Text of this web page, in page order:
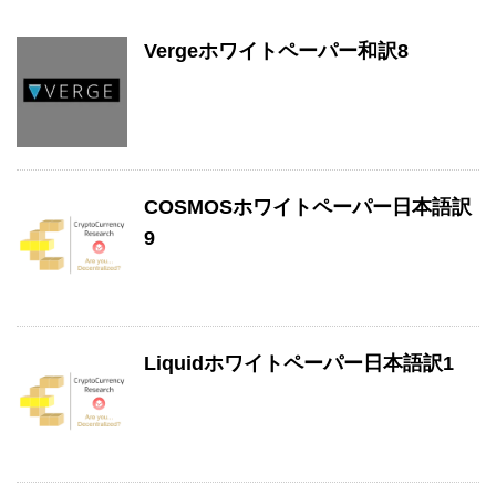
Vergeホワイトペーパー和訳8
COSMOSホワイトペーパー日本語訳
9
Liquidホワイトペーパー日本語訳1